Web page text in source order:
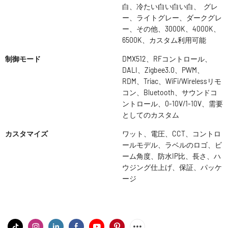
白、冷たい白い白い白、 グレ
ー、ライトグレー、ダークグレ
ー、その他、3000K、4000K、
6500K、カスタム利用可能
制御モード
DMX512、RFコントロール、
DALI、Zigbee3.0、PWM、
RDM、Triac、WiFi/Wirelessリモ
コン、Bluetooth、サウンドコ
ントロール、0-10V/1-10V、需要
としてのカスタム
カスタマイズ
ワット、電圧、CCT、コントロ
ールモデル、ラベルのロゴ、ビ
ーム角度、防水IP比、長さ、ハ
ウジング仕上げ、保証、パッケ
ージ